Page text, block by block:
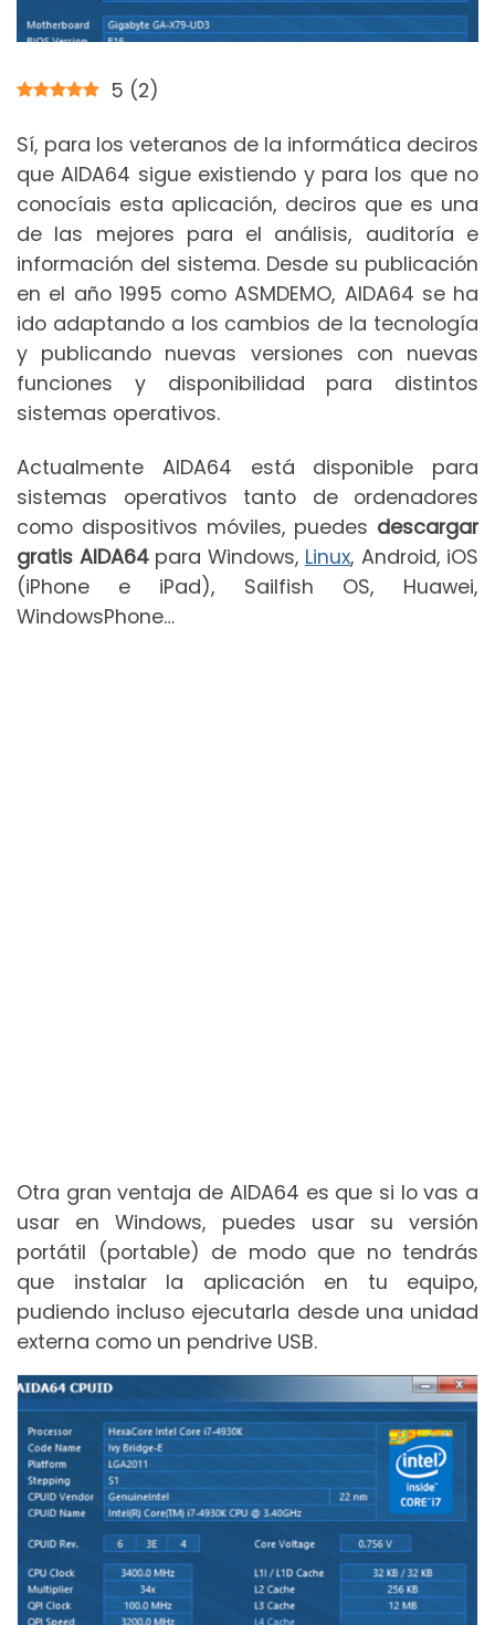
5 (2)
Sí, para los veteranos de la informática deciros
que AIDA64 sigue existiendo y para los que no
conocíais esta aplicación, deciros que es una
de las mejores para el análisis, auditoría e
información del sistema. Desde su publicación
en el año 1995 como ASMDEMO, AIDA64 se ha
ido adaptando a los cambios de la tecnología
y publicando nuevas versiones con nuevas
funciones y disponibilidad para distintos
sistemas operativos.
Actualmente AIDA64 está disponible para
sistemas operativos tanto de ordenadores
como dispositivos móviles, puedes descargar
gratis AIDA64para Windows, Linux, Android, iOS
(iPhone e iPad), Sailfish OS, Huawei,
WindowsPhone…
Otra gran ventaja de AIDA64 es que si lo vas a
usar en Windows, puedes usar su versión
portátil (portable) de modo que no tendrás
que instalar la aplicación en tu equipo,
pudiendo incluso ejecutarla desde una unidad
externa como un pendrive USB.